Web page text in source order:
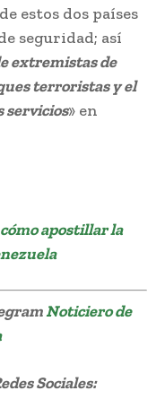
estos dos países
seguridad; así
extremistas de
terroristas y el
servicios» en
apostillar la
Noticiero de
Sociales: